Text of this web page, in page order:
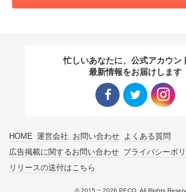
忙しいあなたに、公式アカウン
最新情報をお届けします
HOME 運営会社 お問い合わせ よくある質問
広告掲載に関するお問い合わせ プライバシーポ
リリースの送付はこちら
© 2015 ~ 2026 PECO. All Rights